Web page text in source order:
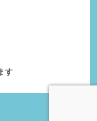
す